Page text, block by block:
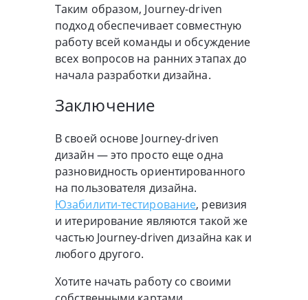
Таким образом, Journey-driven
подход обеспечивает совместную
работу всей команды и обсуждение
всех вопросов на ранних этапах до
начала разработки дизайна.
Заключение
В своей основе Journey-driven
дизайн — это просто еще одна
разновидность ориентированного
на пользователя дизайна.
Юзабилити-тестирование, ревизия
и итерирование являются такой же
частью Journey-driven дизайна как и
любого другого.
Хотите начать работу со своими